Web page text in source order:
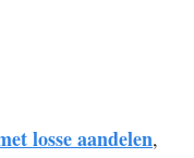
losse aandelen,